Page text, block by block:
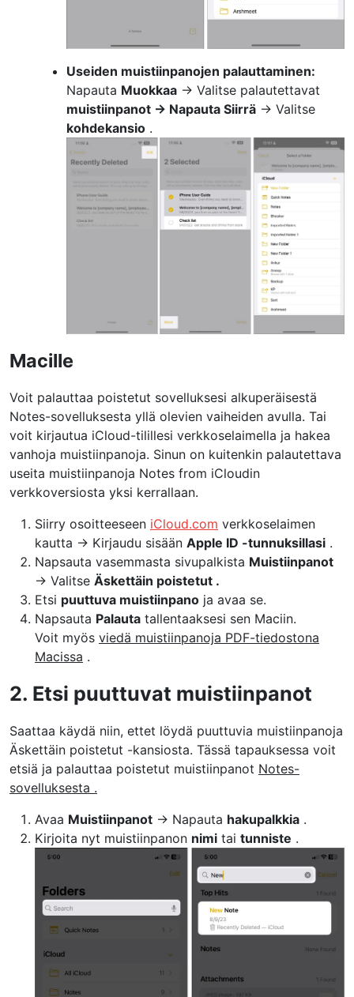
Useiden muistiinpanojen palauttaminen:
Napauta Muokkaa → Valitse palautettavat
muistiinpanot → Napauta Siirrä → Valitse
kohdekansio .
Macille
Voit palauttaa poistetut sovelluksesi alkuperäisestä
Notes-sovelluksesta yllä olevien vaiheiden avulla. Tai
voit kirjautua iCloud-tilillesi verkkoselaimella ja hakea
vanhoja muistiinpanoja. Sinun on kuitenkin palautettava
useita muistiinpanoja Notes from iCloudin
verkkoversiosta yksi kerrallaan.
Siirry osoitteeseen iCloud.com verkkoselaimen
kautta → Kirjaudu sisään Apple ID -tunnuksillasi .
Napsauta vasemmasta sivupalkista Muistiinpanot
→ Valitse Äskettäin poistetut .
Etsi puuttuva muistiinpano ja avaa se.
Napsauta Palauta tallentaaksesi sen Maciin.
Voit myös viedä muistiinpanoja PDF-tiedostona
Macissa .
2. Etsi puuttuvat muistiinpanot
Saattaa käydä niin, ettet löydä puuttuvia muistiinpanoja
Äskettäin poistetut -kansiosta. Tässä tapauksessa voit
etsiä ja palauttaa poistetut muistiinpanot Notes-
sovelluksesta .
Avaa Muistiinpanot → Napauta hakupalkkia .
Kirjoita nyt muistiinpanon nimi tai tunniste .